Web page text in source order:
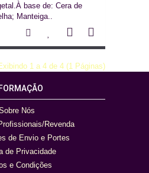
base de: Cera de
Manteiga..
1 a 4 de 4 (1 Páginas)
Nós
Revenda
de Envio e Portes
de Privacidade
e Condições